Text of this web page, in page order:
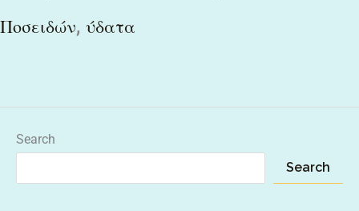
Ποσειδών, ύδατα
Search
Search